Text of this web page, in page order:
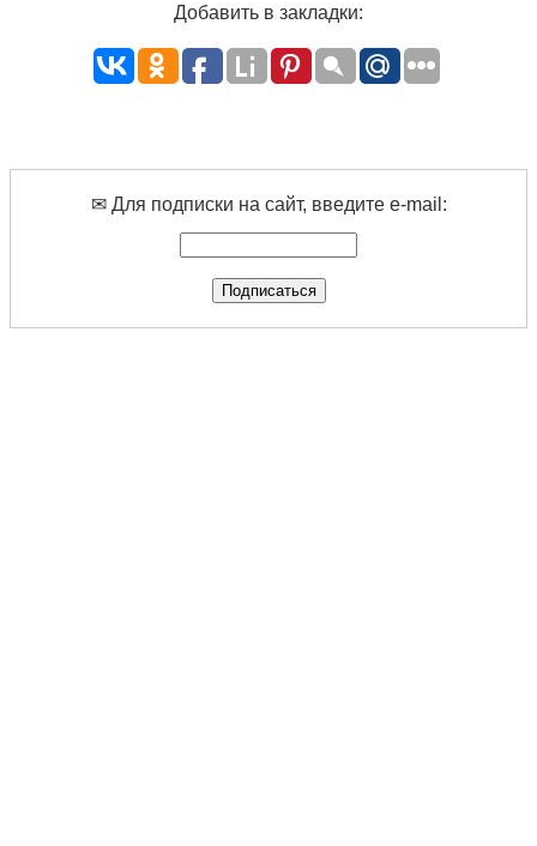
Добавить в закладки:
✉ Для подписки на сайт, введите e-mail: